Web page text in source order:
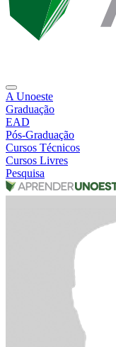
A Unoeste
Graduação
EAD
Pós-Graduação
Cursos Técnicos
Cursos Livres
Pesquisa